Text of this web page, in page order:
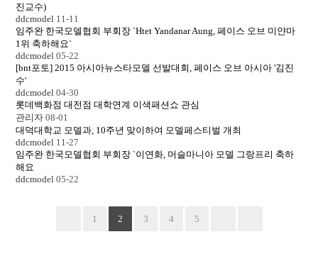
진교수)
ddcmodel 11-11
임주완 한국모델협회 부회장 `Htet Yandanar Aung, 페이스 오브 미얀마
1위 축하해요`
ddcmodel 05-22
[bnt포토] 2015 아시아뉴스타모델 선발대회, 페이스 오브 아시아 '김진
수'
ddcmodel 04-30
롯데백화점 대전점 대학연계 이색패션쇼 관심
관리자 08-01
대덕대학교 모델과, 10주년 맞이하여 모델페스티벌 개최
ddcmodel 11-27
임주완 한국모델협회 부회장 `이연화, 머슬마니아 모델 그랑프리 축하
해요
ddcmodel 05-22
1 2 3 4 5